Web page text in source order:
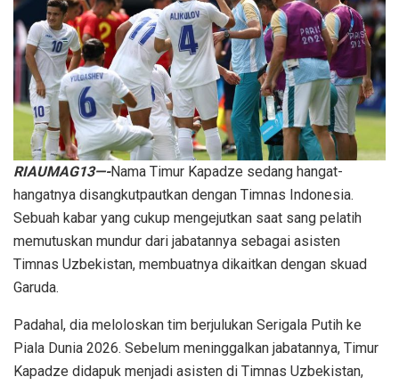
RIAUMAG13—-Nama Timur Kapadze sedang hangat-
hangatnya disangkutpautkan dengan Timnas Indonesia.
Sebuah kabar yang cukup mengejutkan saat sang pelatih
memutuskan mundur dari jabatannya sebagai asisten
Timnas Uzbekistan, membuatnya dikaitkan dengan skuad
Garuda.
Padahal, dia meloloskan tim berjulukan Serigala Putih ke
Piala Dunia 2026. Sebelum meninggalkan jabatannya, Timur
Kapadze didapuk menjadi asisten di Timnas Uzbekistan,